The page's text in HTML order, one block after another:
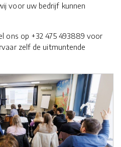
voor uw bedrijf kunnen
ons op +32 475 493889 voor
zelf de uitmuntende